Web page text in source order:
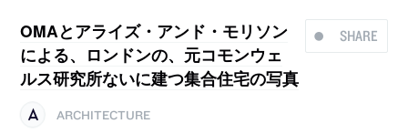
SHARE
OMAとアライズ・アンド・モリソン
による、ロンドンの、元コモンウェ
ルス研究所ないに建つ集合住宅の写真
ARCHITECTURE